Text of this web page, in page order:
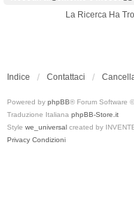
La Ricerca Ha
Indice Contattaci
Powered by phpBB® Forum Software
Traduzione Italiana phpBB-Store.it
Style we_universal created by
Privacy Condizioni